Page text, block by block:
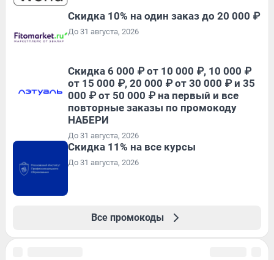
Скидка 10% на один заказ до 20 000 ₽
До 31 августа, 2026
Скидка 6 000 ₽ от 10 000 ₽, 10 000 ₽
от 15 000 ₽, 20 000 ₽ от 30 000 ₽ и 35
000 ₽ от 50 000 ₽ на первый и все
повторные заказы по промокоду
НАБЕРИ
До 31 августа, 2026
Скидка 11% на все курсы
До 31 августа, 2026
Все промокоды